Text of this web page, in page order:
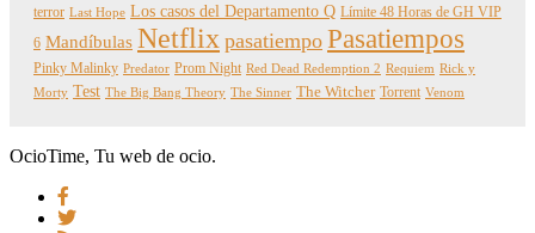
terror Last Hope Los casos del Departamento Q Límite 48 Horas de GH VIP
6 Mandíbulas Netflix pasatiempo Pasatiempos
Pinky Malinky Predator Prom Night Red Dead Redemption 2 Requiem Rick y
Morty Test The Big Bang Theory The Sinner The Witcher Torrent Venom
OcioTime, Tu web de ocio.